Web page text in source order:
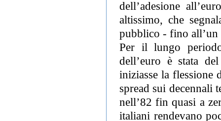
dell’adesione
altissimo, che
pubblico - fino all’un
Per il lungo
dell’euro è stata
iniziasse la flessione
spread sui decennali
nell’82 fin quasi a
italiani rendevano